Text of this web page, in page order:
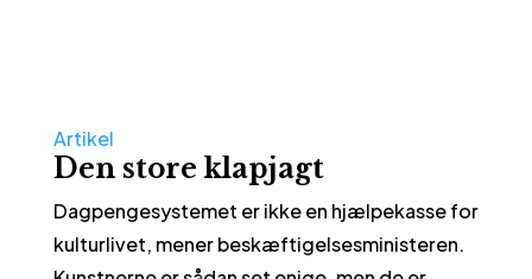
Artikel
Den store klapjagt
Dagpengesystemet er ikke en hjælpekasse for
kulturlivet, mener beskæftigelsesministeren.